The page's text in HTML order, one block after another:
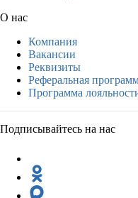
О нас
Компания
Вакансии
Реквизиты
Реферальная
Программа
Подписывайтесь на нас